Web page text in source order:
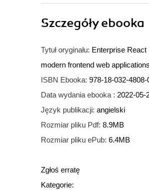
Szczegółyebooka
Tytuł oryginału: Enterprise
modern frontend web applications
ISBN Ebooka: 978-18-032-
Data wydania ebooka : 2022-05-
Język publikacji: angielski
Rozmiar pliku Pdf: 8.9MB
Rozmiar pliku ePub: 6.4MB
Zgłoś erratę
Kategorie: